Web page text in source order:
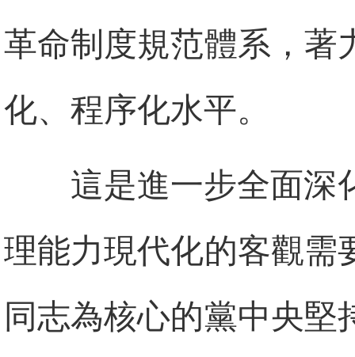
革命制度規范體系，著
化、程序化水平。
這是進一步全面深
理能力現代化的客觀需
同志為核心的黨中央